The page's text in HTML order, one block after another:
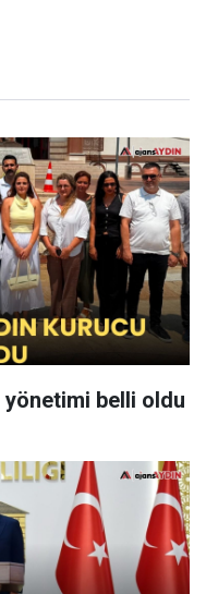
yönetimi belli oldu